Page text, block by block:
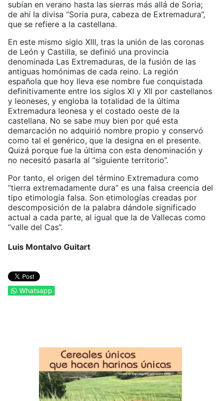
subían en verano hasta las sierras más allá de Soria;
de ahí la divisa “Soria pura, cabeza de Extremadura”,
que se refiere a la castellana.
En este mismo siglo XIII, tras la unión de las coronas
de León y Castilla, se definió una provincia
denominada Las Extremaduras, de la fusión de las
antiguas homónimas de cada reino. La región
española que hoy lleva ese nombre fue conquistada
definitivamente entre los siglos XI y XII por castellanos
y leoneses, y engloba la totalidad de la última
Extremadura leonesa y el costado oeste de la
castellana. No se sabe muy bien por qué esta
demarcación no adquirió nombre propio y conservó
como tal el genérico, que la designa en el presente.
Quizá porque fue la última con esta denominación y
no necesitó pasarla al “siguiente territorio”.
Por tanto, el origen del término Extremadura como
“tierra extremadamente dura” es una falsa creencia del
tipo etimología falsa. Son etimologías creadas por
descomposición de la palabra dándole significado
actual a cada parte, al igual que la de Vallecas como
“valle del Cas”.
Luis Montalvo Guitart
Whatsapp